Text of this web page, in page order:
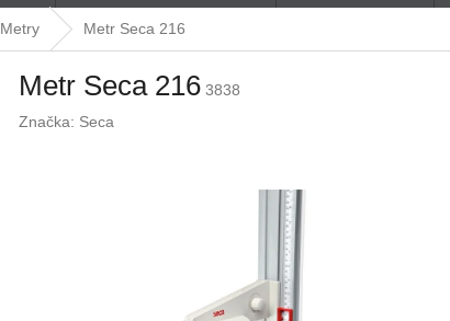
Metry Metr Seca 216
Metr Seca 216 3838
Značka: Seca